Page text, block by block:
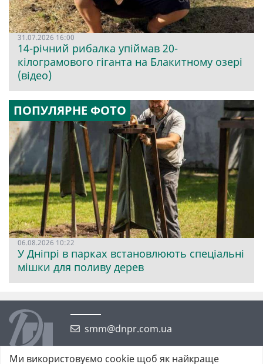
31.07.2026 16:00
14-річний рибалка упіймав 20-
кілограмового гіганта на Блакитному озері
(відео)
ПОПУЛЯРНЕ ФОТО
06.08.2026 10:22
У Дніпрі в парках встановлюють спеціальні
мішки для поливу дерев
smm@dnpr.com.ua
Ми використовуємо cookie щоб як найкраще